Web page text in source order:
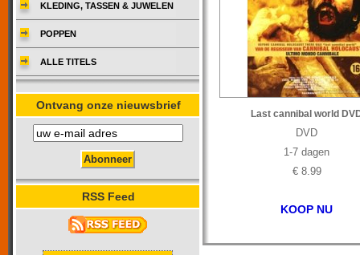
Last cannibal world
DVD
1-7 dagen
€ 8.99
KOOP NU
KLEDING, TASSEN & JUWELEN
POPPEN
ALLE TITELS
Ontvang onze nieuwsbrief
RSS Feed